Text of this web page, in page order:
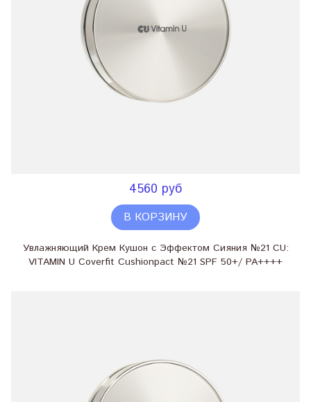
4560 руб
В КОРЗИНУ
Увлажняющий Крем Кушон с Эффектом Сияния №21 CU:
VITAMIN U Coverfit Cushionpact №21 SPF 50+/ PA++++